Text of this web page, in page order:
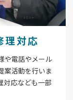
理対応
や電話やメール
案活動を行いま
対応なども一部